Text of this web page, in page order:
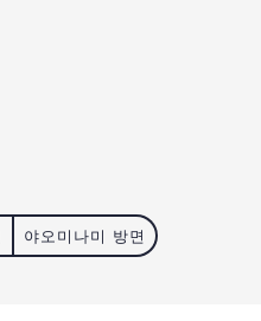
야오미나미 방면